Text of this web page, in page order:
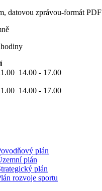
datovou zprávou-formát PDF
14.00 - 17.00
14.00 - 17.00
plán
plán
plán
rozvoje sportu